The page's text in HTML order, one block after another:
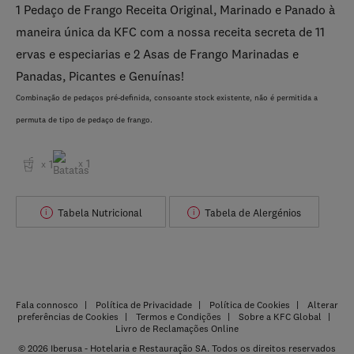
1 Pedaço de Frango Receita Original, Marinado e Panado à
maneira única da KFC com a nossa receita secreta de 11
ervas e especiarias e 2 Asas de Frango Marinadas e
Panadas, Picantes e Genuínas!
Combinação de pedaços pré-definida, consoante stock existente, não é permitida a
permuta de tipo de pedaço de frango.
x 1 x 1
i Tabela Nutricional i Tabela de Alergénios
Fala connosco Política de Privacidade Política de Cookies
Alterar
preferências de Cookies
Termos e Condições
Sobre a KFC Global
Livro de Reclamações Online
© 2026 Iberusa - Hotelaria e Restauração SA. Todos os direitos reservados